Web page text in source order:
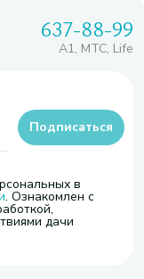
637-88-99
A1, МТС, Life
в
. Ознакомлен с
дачи
Подписаться